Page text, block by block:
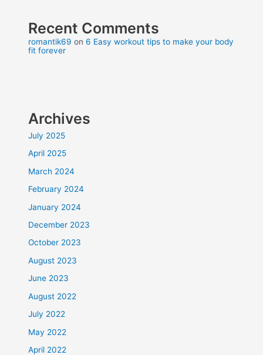
Recent Comments
romantik69 on6 Easy workout tips to make your body
fit forever
Archives
July 2025
April 2025
March 2024
February 2024
January 2024
December 2023
October 2023
August 2023
June 2023
August 2022
July 2022
May 2022
April 2022